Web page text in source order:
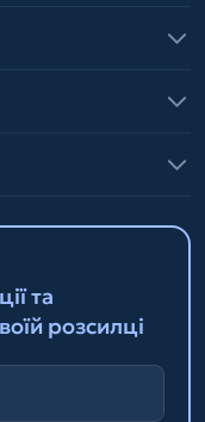
та
розсилці